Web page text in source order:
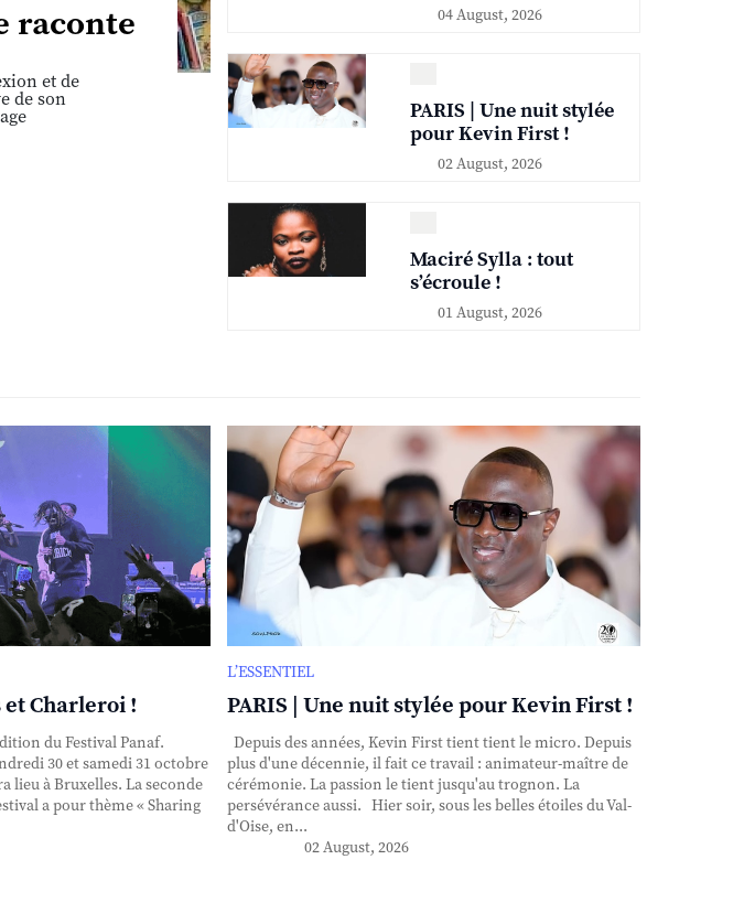
raconte
et de
de son
04 August, 2026
PARIS | Une nuit stylée
pour Kevin First !
02 August, 2026
Maciré Sylla : tout
s’écroule !
01 August, 2026
et Charleroi !
du Festival Panaf.
30 et samedi 31 octobre
lieu à Bruxelles. La seconde
a pour thème « Sharing
L’ESSENTIEL
PARIS | Une nuit stylée pour Kevin First !
Depuis des années, Kevin First tient tient le micro. Depuis
plus d'une décennie, il fait ce travail : animateur-maître de
cérémonie. La passion le tient jusqu'au trognon. La
persévérance aussi. Hier soir, sous les belles étoiles du Val-
d'Oise, en...
02 August, 2026